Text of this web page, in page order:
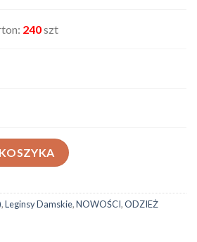
240szt
29468-100
,Leginsy Damskie,NOWOŚCI,ODZIEŻ